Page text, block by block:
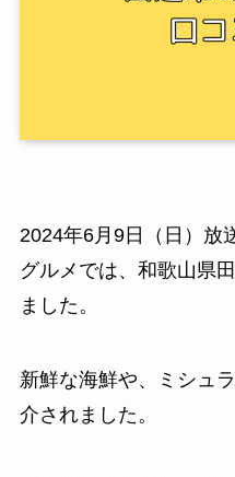
2024年6月9日（日）放
グルメでは、和歌山県
ました。
新鮮な海鮮や、ミシュ
介されました。